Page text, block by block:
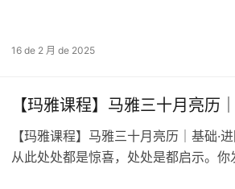
16 de 2 月 de 2025
【玛雅课程】马雅三十‬月亮历
【玛雅课程】马雅三十‬月亮历｜基础
从此处处‬都是惊喜，处处是都‬启示。